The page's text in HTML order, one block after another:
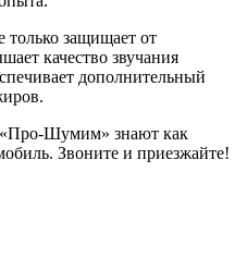
только защищает от
качество звучания
дополнительный
«Про-Шумим» знают как
Звоните и приезжайте!